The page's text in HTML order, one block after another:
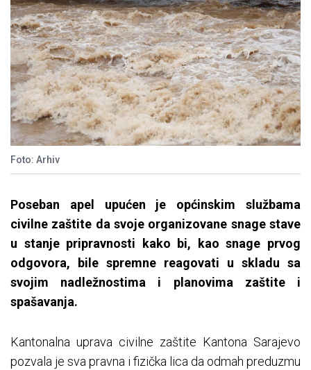
Foto: Arhiv
Poseban apel upućen je općinskim službama
civilne zaštite da svoje organizovane snage stave
u stanje pripravnosti kako bi, kao snage prvog
odgovora, bile spremne reagovati u skladu sa
svojim nadležnostima i planovima zaštite i
spašavanja.
Kantonalna uprava civilne zaštite Kantona Sarajevo
pozvala je sva pravna i fizička lica da odmah preduzmu